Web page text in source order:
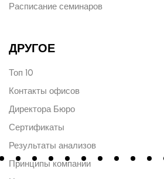
Расписание семинаров
ДРУГОЕ
Топ 10
Контакты офисов
Директора Бюро
Сертификаты
Результаты анализов
Принципы компании